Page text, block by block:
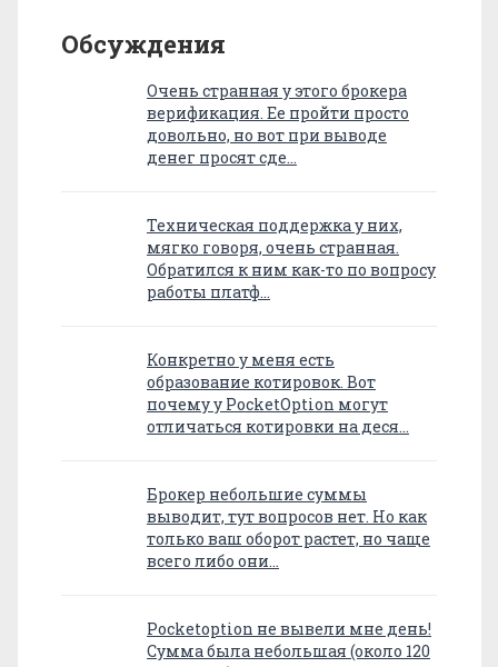
Обсуждения
Очень странная у этого брокера
верификация. Ее пройти просто
довольно, но вот при выводе
денег просят сде…
Техническая поддержка у них,
мягко говоря, очень странная.
Обратился к ним как-то по вопросу
работы платф…
Конкретно у меня есть
образование котировок. Вот
почему у PocketOption могут
отличаться котировки на деся…
Брокер небольшие суммы
выводит, тут вопросов нет. Но как
только ваш оборот растет, но чаще
всего либо они…
Pocketoption не вывели мне день!
Сумма была небольшая (около 120